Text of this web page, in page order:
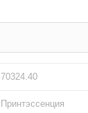
70324.40
Принтэссенция